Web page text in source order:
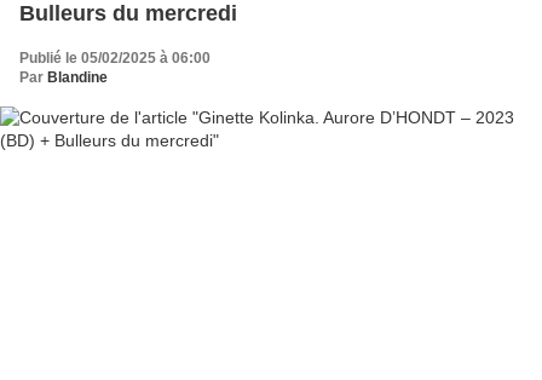
Bulleurs du mercredi
Publié le 05/02/2025 à 06:00
Par Blandine